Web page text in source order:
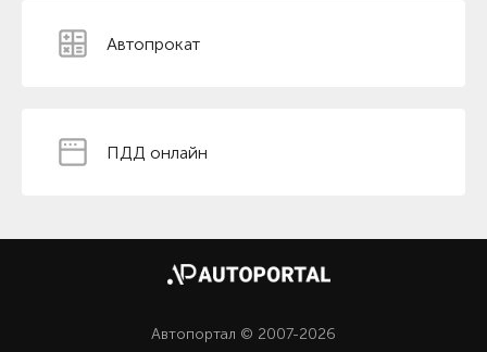
Автопрокат
ПДД онлайн
Автопортал © 2007-2026